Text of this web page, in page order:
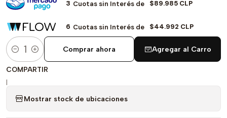
3 Cuotas sin Interés de $89.985 CLP
6 Cuotas sin Interés de $44.992 CLP
Cantidad
Agregar al Carro
Comprar ahora
COMPARTIR
|
Mostrar stock de ubicaciones